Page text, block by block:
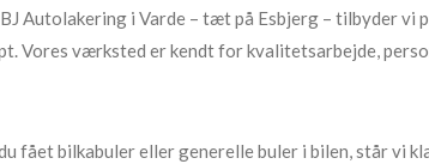
Autolakering i Varde – tæt på Esbjerg – tilbyder
Vores værksted er kendt for kvalitetsarbejde,
fået bilkabuler eller generelle buler i bilen, står vi